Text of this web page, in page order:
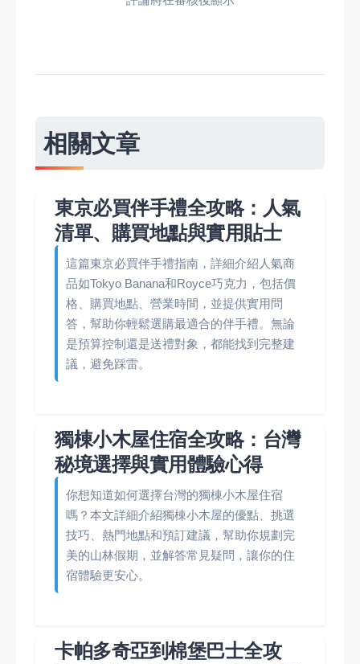
相關文章
東京必買伴手禮全攻略：人氣
清單、購買地點與實用貼士
這篇東京必買伴手禮指南，詳細介紹人氣商
品如Tokyo Banana和Royce巧克力，包括價
格、購買地點、營業時間，並提供實用問
答，幫助你輕鬆選購最適合的伴手禮。無論
是預算控制還是送禮對象，都能找到完整建
議，避免踩雷。
獨棟小木屋住宿全攻略：台灣
秘境選擇與實用體驗心得
你想知道如何選擇台灣的獨棟小木屋住宿
嗎？本文詳細介紹獨棟小木屋的優點、挑選
技巧、熱門地點和預訂建議，幫助你規劃完
美的山林假期，並解答常見疑問，讓你的住
宿體驗更安心。
卡帕多奇亞到棉堡巴士全攻